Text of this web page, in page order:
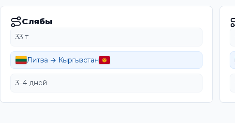
Слябы
33 т
Литва → Кыргызстан
3–4 дней